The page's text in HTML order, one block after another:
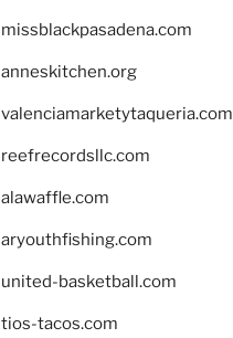
missblackpasadena.com
anneskitchen.org
valenciamarketytaqueria.com
reefrecordsllc.com
alawaffle.com
aryouthfishing.com
united-basketball.com
tios-tacos.com